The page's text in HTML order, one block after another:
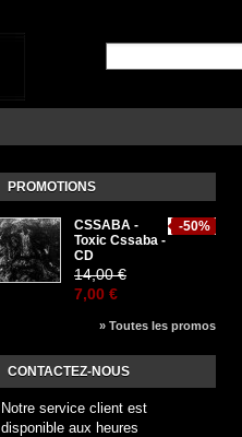
PROMOTIONS
-50%
CSSABA -
Toxic Cssaba -
CD
14,00 €
7,00 €
» Toutes les promos
CONTACTEZ-NOUS
Notre service client est
disponible aux heures